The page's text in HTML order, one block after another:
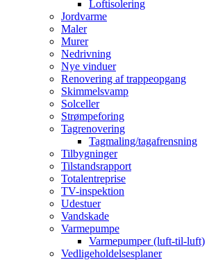
Loftisolering
Jordvarme
Maler
Murer
Nedrivning
Nye vinduer
Renovering af trappeopgang
Skimmelsvamp
Solceller
Strømpeforing
Tagrenovering
Tagmaling/tagafrensning
Tilbygninger
Tilstandsrapport
Totalentreprise
TV-inspektion
Udestuer
Vandskade
Varmepumpe
Varmepumper (luft-til-luft)
Vedligeholdelsesplaner